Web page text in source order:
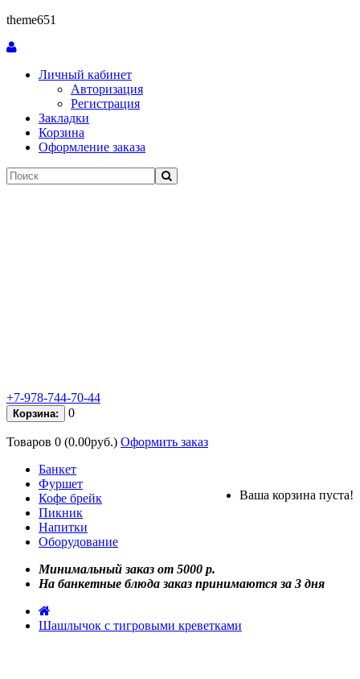
theme651
Личный кабинет
Авторизация
Регистрация
Закладки
Корзина
Оформление заказа
+7-978-744-70-44
Корзина: 0
Товаров 0 (0.00руб.) Оформить заказ
Ваша корзина пуста!
Банкет
Фуршет
Кофе брейк
Пикник
Напитки
Оборудование
Минимальный заказ от 5000 р.
На банкетные блюда заказ принимаются за 3 дня
Шашлычок с тигровыми креветками